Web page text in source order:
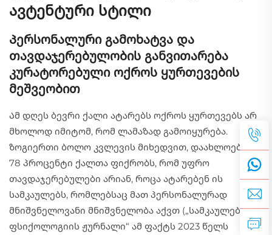
ავტენტური სტილი
Პერსონალური გამოხატვა და
თავდაჯერებულობის განვითარება
კურატორებული ოქროს ყურთევების
მეშვეობით
Ამ დღეს ბევრი ქალი ატარებს ოქროს ყურთევებს არ
მხოლოდ იმიტომ, რომ ლამაზად გამოიყურება.
ზოგიერთი ბოლო კვლევის მიხედვით, დაახლოებით
78 პროცენტი ქალთა ფიქრობს, რომ უფრო
თავდაჯერებულები არიან, როცა ატარებენ ის
სამკაულებს, რომლებსაც მათ პერსონალურად
მნიშვნელოვანი მნიშვნელობა აქვთ („სამკაულების
ფსიქოლოგიის ჟურნალი“ ამ ფაქტს 2023 წელს